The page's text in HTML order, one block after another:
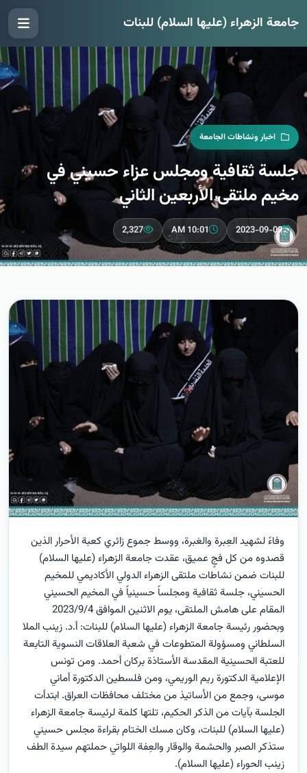
جامعة الزهراء (عليها السلام) للبنات
اخبار ونشاطات الجامعة
جلسة ثقافية ومجلس عزاء حسيني في
مخيم ملتقى الأربعين الثاني
2023-09-09
10:01 AM
2,327
وفاءً لشهيد العِبرة والعَبرة، ووسط جموع زائري كعبة الأحرار الذين
قصدوه من كل فجٍ عميق، عقدت جامعة الزهراء (عليها السلام)
للبنات ضمن نشاطات ملتقى الزهراء الدولي الأكاديمي للمخيم
الحسيني، جلسة ثقافية ومجلساً حسينياً في المخيم الحسيني
المقام على هامش الملتقى، يوم الاثنين الموافق 2023/9/4
وبحضور رئيسة جامعة الزهراء (عليها السلام) للبنات: أ.د. زينب الملا
السلطاني ومسؤولة المتطوعات في شعبة العلاقات النسوية التابعة
للعتبة الحسينية المقدسة الأستاذة بركان أحمد. ومن تونس
الإعلامية الدكتورة ريم الوريمي، ومن فلسطين الدكتورة أماني
موسى، وجمع من الأساتيذ من مختلف محافظات العراق. ابتدأت
الجلسة بآيات من الذكر الحكيم، تلتها كلمة لرئيسة جامعة الزهراء
(عليها السلام) للبنات، وكان مسك الختام بقراءة مجلس حسيني
ستذكر الصبر والحشمة والوقار والعِفة اللواتي حملتهم سيدة الطف
زينب الحوراء (عليها السلام).